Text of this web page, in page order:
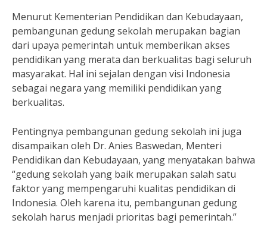
Menurut Kementerian Pendidikan dan Kebudayaan,
pembangunan gedung sekolah merupakan bagian
dari upaya pemerintah untuk memberikan akses
pendidikan yang merata dan berkualitas bagi seluruh
masyarakat. Hal ini sejalan dengan visi Indonesia
sebagai negara yang memiliki pendidikan yang
berkualitas.
Pentingnya pembangunan gedung sekolah ini juga
disampaikan oleh Dr. Anies Baswedan, Menteri
Pendidikan dan Kebudayaan, yang menyatakan bahwa
“gedung sekolah yang baik merupakan salah satu
faktor yang mempengaruhi kualitas pendidikan di
Indonesia. Oleh karena itu, pembangunan gedung
sekolah harus menjadi prioritas bagi pemerintah.”